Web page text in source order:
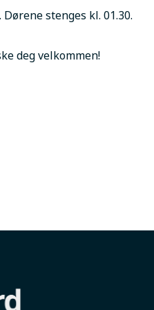
stenges kl. 01.30.
deg velkommen!